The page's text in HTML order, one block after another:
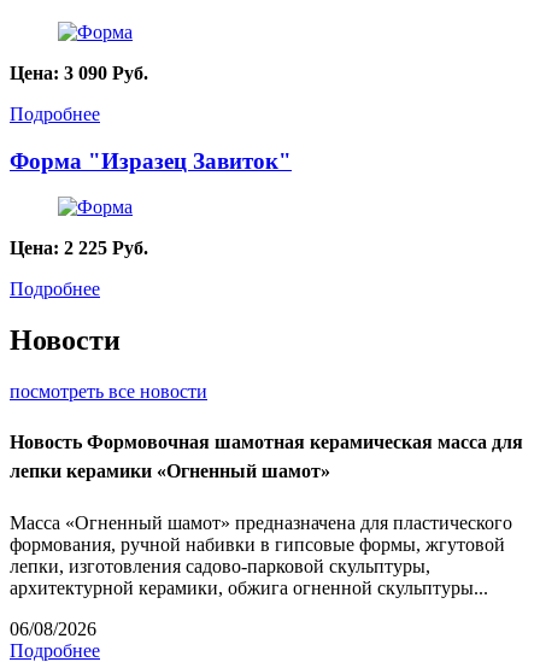
Цена: 3 090 Руб.
Подробнее
Форма "Изразец Завиток"
Цена: 2 225 Руб.
Подробнее
Новости
посмотреть все новости
Новость Формовочная шамотная керамическая масса для
лепки керамики «Огненный шамот»
Масса «Огненный шамот» предназначена для пластического
формования, ручной набивки в гипсовые формы, жгутовой
лепки, изготовления садово-парковой скульптуры,
архитектурной керамики, обжига огненной скульптуры...
06/08/2026
Подробнее